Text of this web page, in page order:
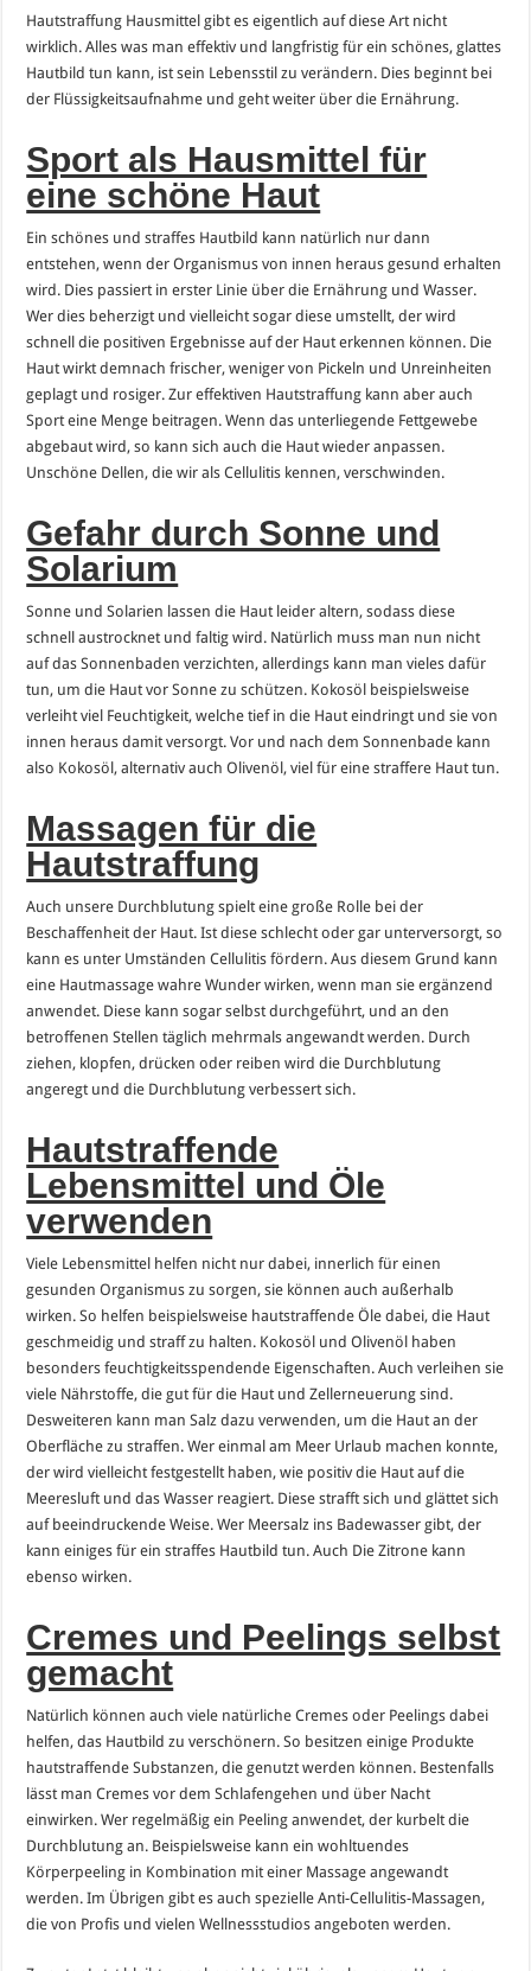
Hautstraffung Hausmittel gibt es eigentlich auf diese Art nicht
wirklich. Alles was man effektiv und langfristig für ein schönes, glattes
Hautbild tun kann, ist sein Lebensstil zu verändern. Dies beginnt bei
der Flüssigkeitsaufnahme und geht weiter über die Ernährung.
Sport als Hausmittel für
eine schöne Haut
Ein schönes und straffes Hautbild kann natürlich nur dann
entstehen, wenn der Organismus von innen heraus gesund erhalten
wird. Dies passiert in erster Linie über die Ernährung und Wasser.
Wer dies beherzigt und vielleicht sogar diese umstellt, der wird
schnell die positiven Ergebnisse auf der Haut erkennen können. Die
Haut wirkt demnach frischer, weniger von Pickeln und Unreinheiten
geplagt und rosiger. Zur effektiven Hautstraffung kann aber auch
Sport eine Menge beitragen. Wenn das unterliegende Fettgewebe
abgebaut wird, so kann sich auch die Haut wieder anpassen.
Unschöne Dellen, die wir als Cellulitis kennen, verschwinden.
Gefahr durch Sonne und
Solarium
Sonne und Solarien lassen die Haut leider altern, sodass diese
schnell austrocknet und faltig wird. Natürlich muss man nun nicht
auf das Sonnenbaden verzichten, allerdings kann man vieles dafür
tun, um die Haut vor Sonne zu schützen. Kokosöl beispielsweise
verleiht viel Feuchtigkeit, welche tief in die Haut eindringt und sie von
innen heraus damit versorgt. Vor und nach dem Sonnenbade kann
also Kokosöl, alternativ auch Olivenöl, viel für eine straffere Haut tun.
Massagen für die
Hautstraffung
Auch unsere Durchblutung spielt eine große Rolle bei der
Beschaffenheit der Haut. Ist diese schlecht oder gar unterversorgt, so
kann es unter Umständen Cellulitis fördern. Aus diesem Grund kann
eine Hautmassage wahre Wunder wirken, wenn man sie ergänzend
anwendet. Diese kann sogar selbst durchgeführt, und an den
betroffenen Stellen täglich mehrmals angewandt werden. Durch
ziehen, klopfen, drücken oder reiben wird die Durchblutung
angeregt und die Durchblutung verbessert sich.
Hautstraffende
Lebensmittel und Öle
verwenden
Viele Lebensmittel helfen nicht nur dabei, innerlich für einen
gesunden Organismus zu sorgen, sie können auch außerhalb
wirken. So helfen beispielsweise hautstraffende Öle dabei, die Haut
geschmeidig und straff zu halten. Kokosöl und Olivenöl haben
besonders feuchtigkeitsspendende Eigenschaften. Auch verleihen sie
viele Nährstoffe, die gut für die Haut und Zellerneuerung sind.
Desweiteren kann man Salz dazu verwenden, um die Haut an der
Oberfläche zu straffen. Wer einmal am Meer Urlaub machen konnte,
der wird vielleicht festgestellt haben, wie positiv die Haut auf die
Meeresluft und das Wasser reagiert. Diese strafft sich und glättet sich
auf beeindruckende Weise. Wer Meersalz ins Badewasser gibt, der
kann einiges für ein straffes Hautbild tun. Auch Die Zitrone kann
ebenso wirken.
Cremes und Peelings selbst
gemacht
Natürlich können auch viele natürliche Cremes oder Peelings dabei
helfen, das Hautbild zu verschönern. So besitzen einige Produkte
hautstraffende Substanzen, die genutzt werden können. Bestenfalls
lässt man Cremes vor dem Schlafengehen und über Nacht
einwirken. Wer regelmäßig ein Peeling anwendet, der kurbelt die
Durchblutung an. Beispielsweise kann ein wohltuendes
Körperpeeling in Kombination mit einer Massage angewandt
werden. Im Übrigen gibt es auch spezielle Anti-Cellulitis-Massagen,
die von Profis und vielen Wellnessstudios angeboten werden.